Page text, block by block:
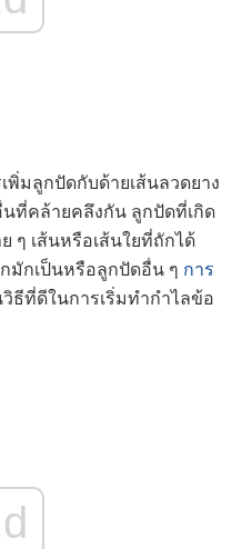
พิ่มลูกปัดกับด้ายเส้นลวดยาง
ที่คล้ายคลึงกัน ลูกปัดที่เกิด
ๆ เส้นหรือเส้นใยที่ถักได้
มักเป็นหรือลูกปัดอื่น ๆ การ
วิธีที่ดีในการเริ่มทำกำไลข้อ